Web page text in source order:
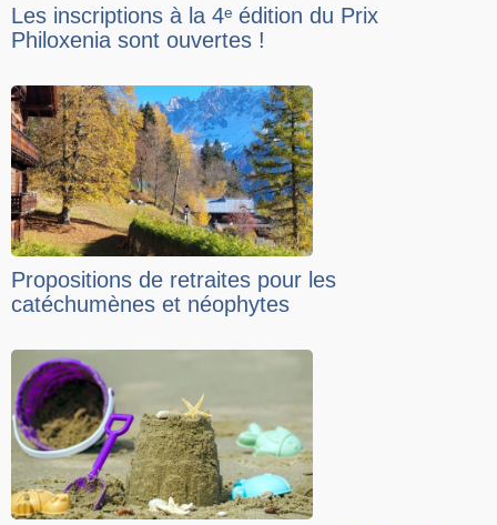
Les inscriptions à la 4ᵉ édition du Prix
Philoxenia sont ouvertes !
Propositions de retraites pour les
catéchumènes et néophytes